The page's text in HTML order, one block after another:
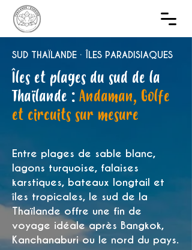
SUD THAÏLANDE · ÎLES PARADISIAQUES
Îles et plages du sud de la
Thaïlande : Andaman, Golfe
et circuits sur mesure
Entre plages de sable blanc,
lagons turquoise, falaises
karstiques, bateaux longtail et
îles tropicales, le sud de la
Thaïlande offre une fin de
voyage idéale après Bangkok,
Kanchanaburi ou le nord du pays.